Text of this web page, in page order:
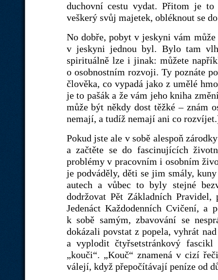
duchovní cestu vydat. Přitom je
veškerý svůj majetek, obléknout se
No dobře, pobyt v jeskyni vám
v jeskyni jednou byl. Bylo tam
spirituálně lze i jinak: můžete
o osobnostním rozvoji. Ty poznáte
člověka, co vypadá jako z umělé
je to pašák a že vám jeho kniha
může být někdy dost těžké – znám
nemají, a tudíž nemají ani co
Pokud jste ale v sobě alespoň
a začtěte se do fascinujících
problémy v pracovním i osobním
je podváděly, děti se jim smály,
autech a vůbec to byly stejné
dodržovat Pět Základních
Jedenáct Každodenních Cvičení,
k sobě samým, zbavování se
dokázali povstat z popela, vyhrát
a vyplodit čtyřsetstránkový
„kouči“. „Kouč“ znamená v cizí
válejí, když přepočítávají peníze od